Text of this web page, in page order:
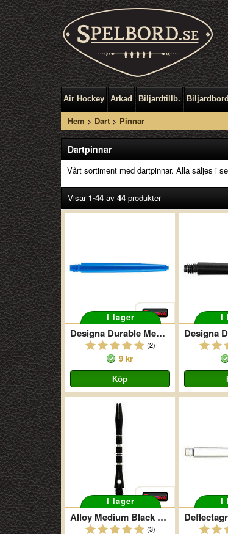
Air Hockey Arkad Biljardtillb. Biljardbord
Hem > Dart> Pinnar
Dartpinnar
Vårt sortiment med dartpinnar. Alla säljes i
Visar1-44av 44produkter
I lager
Designa Durable Medium Blå
(2)
9 kr
I
I lager
Alloy Medium Black Grooved
(3)
I